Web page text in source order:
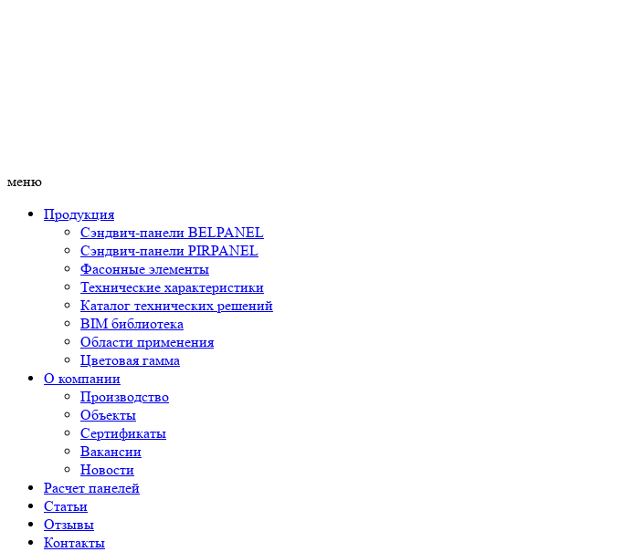
меню
Продукция
Сэндвич-панели BELPANEL
Сэндвич-панели PIRPANEL
Фасонные элементы
Технические характеристики
Каталог технических решений
BIM библиотека
Области применения
Цветовая гамма
О компании
Производство
Объекты
Сертификаты
Вакансии
Новости
Расчет панелей
Статьи
Отзывы
Контакты